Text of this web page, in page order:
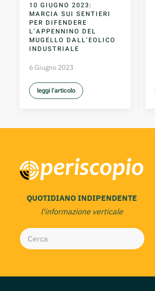
10 GIUGNO 2023:
MARCIA SUI SENTIERI
PER DIFENDERE
L’APPENNINO DEL
MUGELLO DALL’EOLICO
INDUSTRIALE
6 Giugno 2023
leggi l’articolo
QUOTIDIANO INDIPENDENTE
l'informazione verticale